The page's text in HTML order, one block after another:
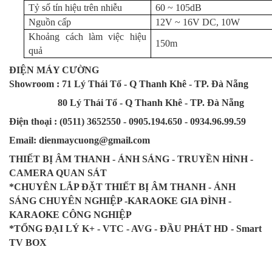
Tỷ số tín hiệu trên nhiễu
60 ~ 105dB
Nguồn cấp
12V ~ 16V DC, 10W
Khoảng cách làm việc hiệu
quả
150m
ĐIỆN MÁY CƯỜNG
Showroom : 71 Lý Thái Tổ - Q Thanh Khê - TP. Đà Nẵng
80 Lý Thái Tổ - Q Thanh Khê - TP. Đà Nẵng
Điện thoại : (0511) 3652550 - 0905.194.650 - 0934.96.99.59
Email: dienmaycuong@gmail.com
THIẾT BỊ ÂM THANH - ÁNH SÁNG - TRUYỀN HÌNH -
CAMERA QUAN SÁT
*CHUYÊN LẮP ĐẶT THIẾT BỊ ÂM THANH - ÁNH
SÁNG CHUYÊN NGHIỆP -KARAOKE GIA ĐÌNH -
KARAOKE CÔNG NGHIỆP
*TỔNG ĐẠI LÝ K+ - VTC - AVG - ĐẦU PHÁT HD - Smart
TV BOX